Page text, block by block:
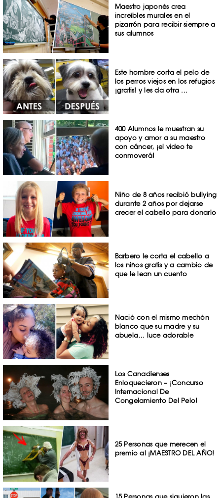
Maestro japonés crea
increíbles murales en el
pizarrón para recibir siempre a
sus alumnos
Este hombre corta el pelo de
los perros viejos en los refugios
¡gratis! y les da otra ...
400 Alumnos le muestran su
apoyo y amor a su maestro
con cáncer, ¡el video te
conmoverá!
Niño de 8 años recibió bullying
durante 2 años por dejarse
crecer el cabello para donarlo
Barbero le corta el cabello a
los niños gratis y a cambio de
que le lean un cuento
Nació con el mismo mechón
blanco que su madre y su
abuela… luce adorable
Los Canadienses
Enloquecieron – ¡Concurso
Internacional De
Congelamiento Del Pelo!
25 Personas que merecen el
premio al ¡MAESTRO DEL AÑO!